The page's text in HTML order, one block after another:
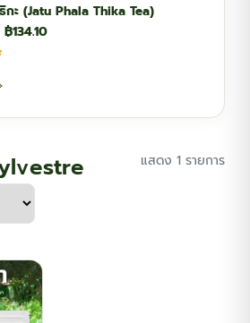
฿40.50
through
กะ (Jatu Phala Thika Tea)
฿134.10Price
แสดง 1 รายการ